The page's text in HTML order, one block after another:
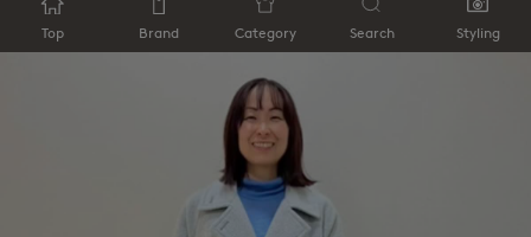
Top Brand Category Search Styling